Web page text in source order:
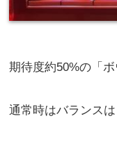
期待度約50%の「
通常時はバランス